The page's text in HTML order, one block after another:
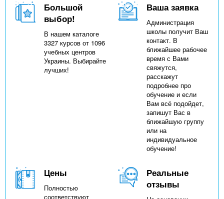
Большой
выбор!
В нашем каталоге
3327 курсов от 1096
учебных центров
Украины. Выбирайте
лучших!
Ваша заявка
Администрация
школы получит Ваш
контакт. В
ближайшее рабочее
время с Вами
свяжутся,
расскажут
подробнее про
обучение и если
Вам всё подойдет,
запишут Вас в
ближайшую группу
или на
индивидуальное
обучение!
Цены
Полностью
соответствуют
Реальные
отзывы